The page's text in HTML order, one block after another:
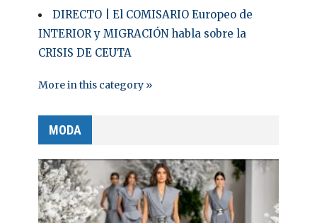
DIRECTO | El COMISARIO Europeo de
INTERIOR y MIGRACIÓN habla sobre la
CRISIS DE CEUTA
More in this category »
MODA